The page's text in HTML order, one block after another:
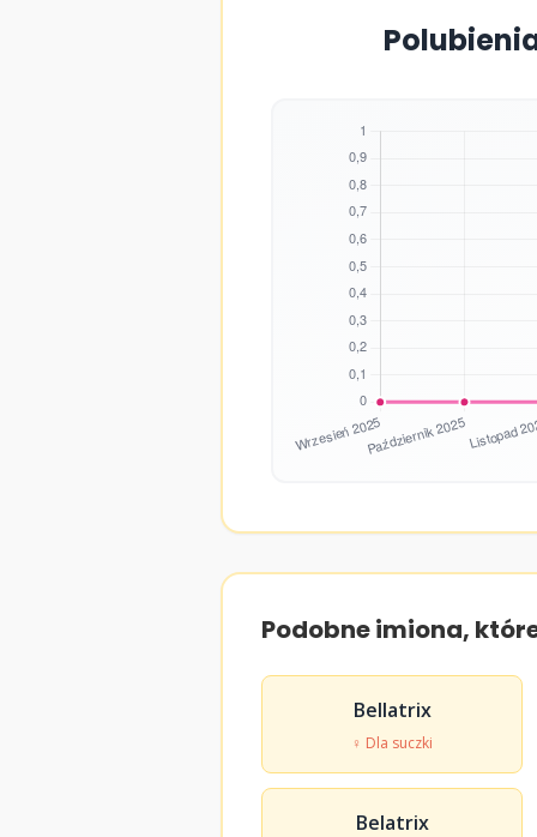
Podobne imiona,
Bellatrix
♀ Dla suczki
Belatrix